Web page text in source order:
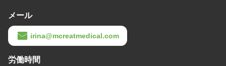
メール
irina@mcreatmedical.com
労働時間